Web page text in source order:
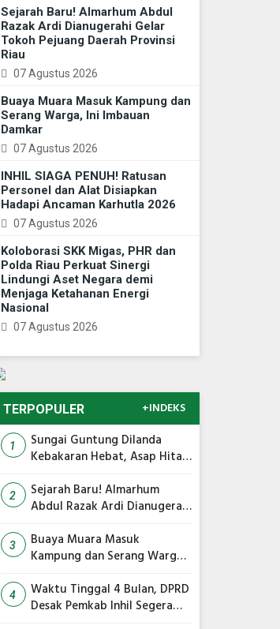
Sejarah Baru! Almarhum Abdul
Razak Ardi Dianugerahi Gelar
Tokoh Pejuang Daerah Provinsi
Riau
07 Agustus 2026
Buaya Muara Masuk Kampung dan
Serang Warga, Ini Imbauan
Damkar
07 Agustus 2026
INHIL SIAGA PENUH! Ratusan
Personel dan Alat Disiapkan
Hadapi Ancaman Karhutla 2026
07 Agustus 2026
Koloborasi SKK Migas, PHR dan
Polda Riau Perkuat Sinergi
Lindungi Aset Negara demi
Menjaga Ketahanan Energi
Nasional
07 Agustus 2026
TERPOPULER +INDEKS
1
Sungai Guntung Dilanda
Kebakaran Hebat, Asap Hitam
2
Sejarah Baru! Almarhum
Abdul Razak Ardi Dianugerahi
Provinsi Riau
3
Buaya Muara Masuk
Kampung dan Serang Warga,
4
Waktu Tinggal 4 Bulan, DPRD
Desak Pemkab Inhil Segera